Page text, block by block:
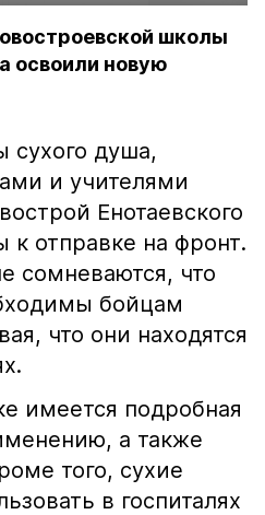
школы
освоили новую
сухого душа,
и учителями
Енотаевского
к отправке на фронт.
сомневаются, что
бойцам
что они находятся
имеется подробная
а также
того, сухие
в госпиталях